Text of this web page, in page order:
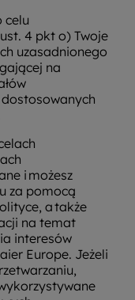
celu
4 pkt o) Twoje
uzasadnionego
na
i możesz
za pomocą
a także
na temat
interesów
Europe. Jeżeli